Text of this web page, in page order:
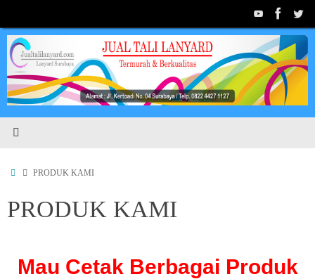
PRODUK KAMI
PRODUK KAMI
Mau Cetak Berbagai Produk